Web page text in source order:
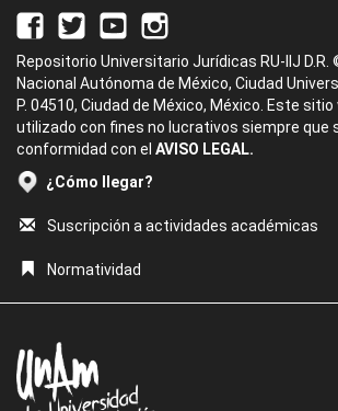
Repositorio Universitario Jurídicas RU-IIJ D.R.
Nacional Autónoma de México, Ciudad
P. 04510, Ciudad de México, México. Este
utilizado con fines no lucrativos siempre que
conformidad con el AVISO LEGAL.
¿Cómo llegar?
Suscripción a actividades académicas
Normatividad